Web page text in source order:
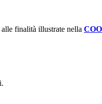
finalità illustrate nella